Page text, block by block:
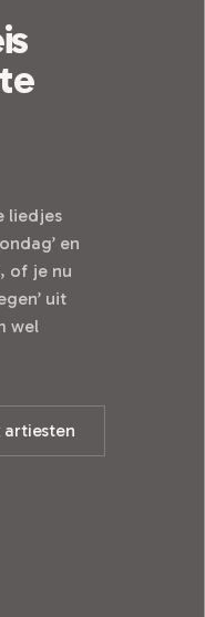
liedjes
en
of je nu
uit
wel
artiesten